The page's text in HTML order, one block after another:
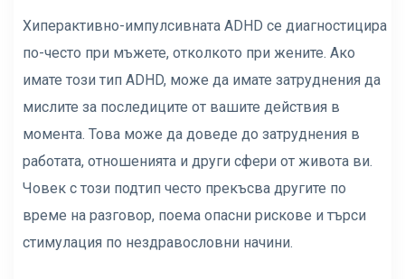
Хиперактивно-импулсивната ADHD се диагностицира
по-често при мъжете, отколкото при жените. Ако
имате този тип ADHD, може да имате затруднения да
мислите за последиците от вашите действия в
момента. Това може да доведе до затруднения в
работата, отношенията и други сфери от живота ви.
Човек с този подтип често прекъсва другите по
време на разговор, поема опасни рискове и търси
стимулация по нездравословни начини.